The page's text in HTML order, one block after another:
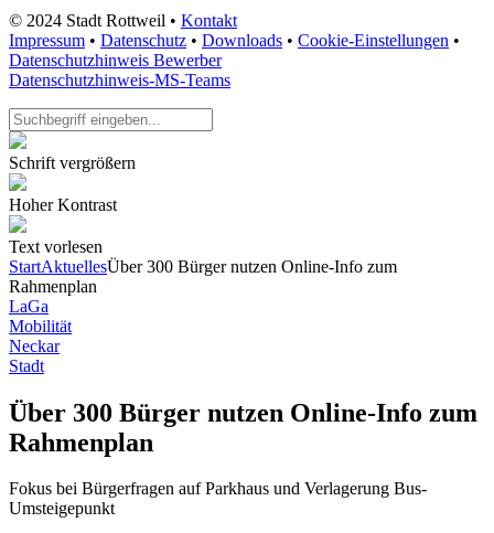
© 2024 Stadt Rottweil • Kontakt
Impressum • Datenschutz • Downloads • Cookie-Einstellungen •
Datenschutzhinweis Bewerber
Datenschutzhinweis-MS-Teams
Schrift vergrößern
Hoher Kontrast
Text vorlesen
StartAktuellesÜber 300 Bürger nutzen Online-Info zum
Rahmenplan
LaGa
Mobilität
Neckar
Stadt
Über 300 Bürger nutzen Online-Info zum
Rahmenplan
Fokus bei Bürgerfragen auf Parkhaus und Verlagerung Bus-
Umsteigepunkt